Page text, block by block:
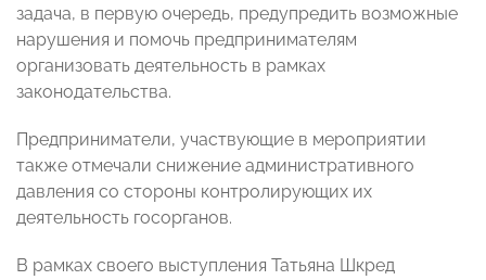
задача, в первую очередь, предупредить возможные
нарушения и помочь предпринимателям
организовать деятельность в рамках
законодательства.
Предприниматели, участвующие в мероприятии
также отмечали снижение административного
давления со стороны контролирующих их
деятельность госорганов.
В рамках своего выступления Татьяна Шкред